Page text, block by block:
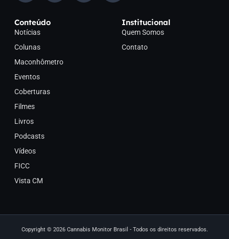
Conteúdo
Notícias
Colunas
Maconhômetro
Eventos
Coberturas
Filmes
Livros
Podcasts
Vídeos
FICC
Vista CM
Institucional
Quem Somos
Contato
Copyright © 2026 Cannabis Monitor Brasil - Todos os direitos reservados.